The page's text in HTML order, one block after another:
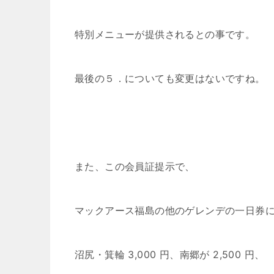
特別メニューが提供されるとの事です。
最後の５．についても変更はないですね。
また、この会員証提示で、
マックアース福島の他のゲレンデの一日券に
沼尻・箕輪 3,000 円、南郷が 2,500 円、